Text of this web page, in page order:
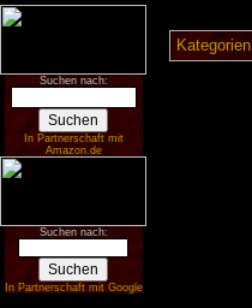
Suchen nach:
In Partnerschaft mit
Amazon.de
Suchen nach:
In Partnerschaft mit Google
Kategorien